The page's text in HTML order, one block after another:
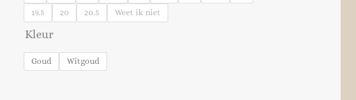
19.5
20 20.5 Weet ik niet
Kleur
Goud Witgoud